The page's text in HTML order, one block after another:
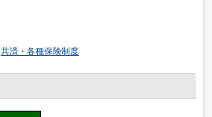
共済・各種保険制度